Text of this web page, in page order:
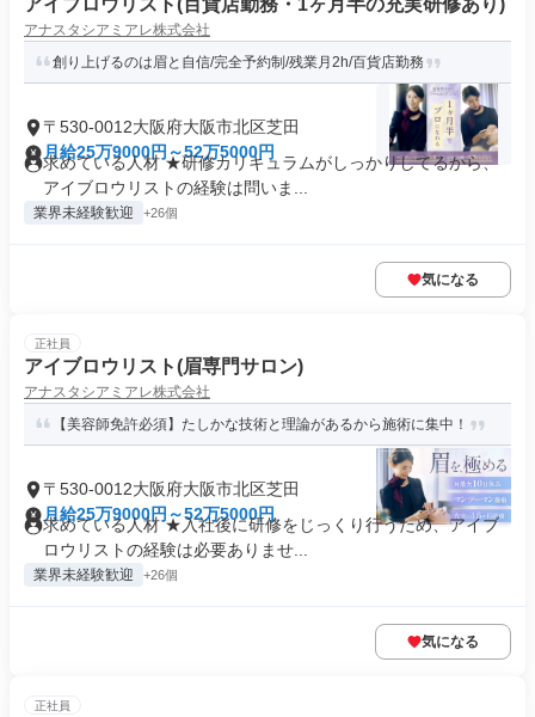
アイブロウリスト(百貨店勤務・1ヶ月半の充実研修あり)
アナスタシアミアレ株式会社
創り上げるのは眉と自信/完全予約制/残業月2h/百貨店勤務
〒530-0012大阪府大阪市北区芝田
月給25万9000円～52万5000円
求めている人材 ★研修カリキュラムがしっかりしてるから、
アイブロウリストの経験は問いま...
業界未経験歓迎 +26個
気になる
正社員
アイブロウリスト(眉専門サロン)
アナスタシアミアレ株式会社
【美容師免許必須】たしかな技術と理論があるから施術に集中！
〒530-0012大阪府大阪市北区芝田
月給25万9000円～52万5000円
求めている人材 ★入社後に研修をじっくり行うため、アイブ
ロウリストの経験は必要ありませ...
業界未経験歓迎 +26個
気になる
正社員